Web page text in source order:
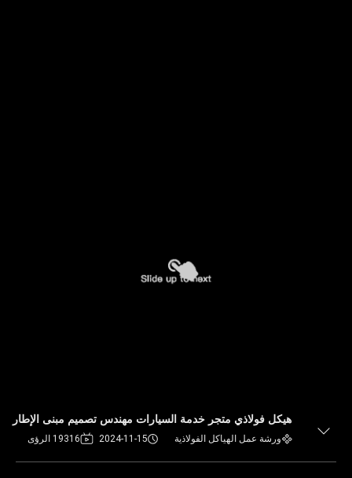
هيكل فولاذي متجر خدمة السيارات مهندس تصميم مبنى الإطار
ورشة عمل الهياكل الفولاذية 2024-11-15 19316 الرؤى